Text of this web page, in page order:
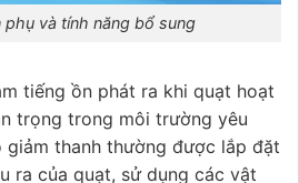
phụ và tính năng bổ sung
tiếng ồn phát ra khi quạt hoạt
trọng trong môi trường yêu
giảm thanh thường được lắp đặt
ra của quạt, sử dụng các vật